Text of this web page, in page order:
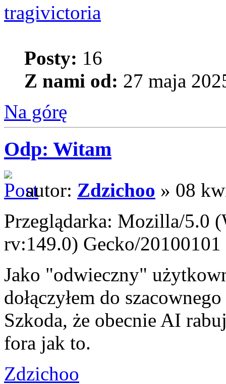
tragivictoria
Posty: 16
Z nami od: 27 maja
Na górę
Odp: Witam
autor: Zdzichoo » 08
Przeglądarka: Mozilla/5.0
rv:149.0) Gecko/
Jako "odwieczny"
dołączyłem do
Szkoda, że obecnie AI
fora jak to.
Zdzichoo